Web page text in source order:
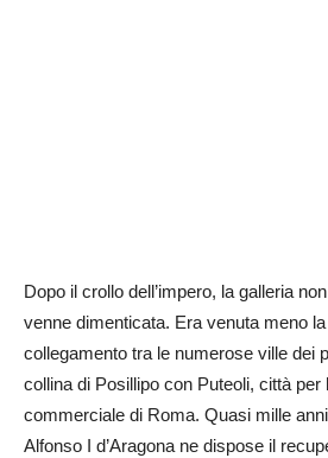
Dopo il crollo dell’impero, la galleria
venne dimenticata. Era venuta meno
collegamento tra le numerose ville dei
collina di Posillipo con Puteoli, città per
commerciale di Roma. Quasi mille
Alfonso I d’Aragona ne dispose il